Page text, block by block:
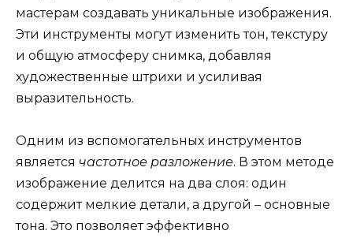
мастерам создавать уникальные изображения.
Эти инструменты могут изменить тон, текстуру
и общую атмосферу снимка, добавляя
художественные штрихи и усиливая
выразительность.
Одним из вспомогательных инструментов
является частотное разложение. В этом методе
изображение делится на два слоя: один
содержит мелкие детали, а другой – основные
тона. Это позволяет эффективно